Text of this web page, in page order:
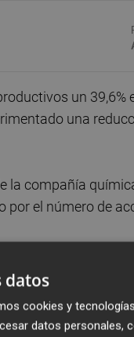
un
una
la compañía
por el número de
a la media del
Empresarial de
datos
cookies y
datos personales,